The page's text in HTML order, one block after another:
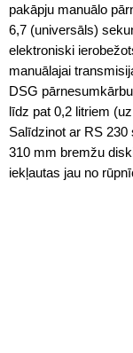
pakāpju manuālo
6,7 (universāls)
elektroniski
manuālajai
DSG
līdz pat 0,2 litriem
Salīdzinot ar RS
310 mm bremžu
iekļautas jau no